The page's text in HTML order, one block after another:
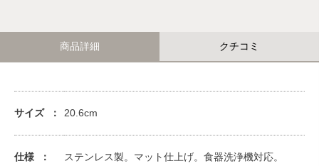
商品詳細 クチコミ
サイズ 20.6cm
仕様 ステンレス製。マット仕上げ。食器洗浄機対応。